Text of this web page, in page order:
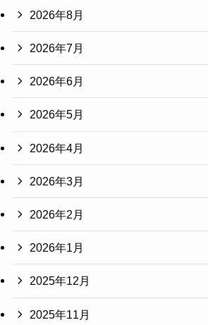
2026年8月
2026年7月
2026年6月
2026年5月
2026年4月
2026年3月
2026年2月
2026年1月
2025年12月
2025年11月